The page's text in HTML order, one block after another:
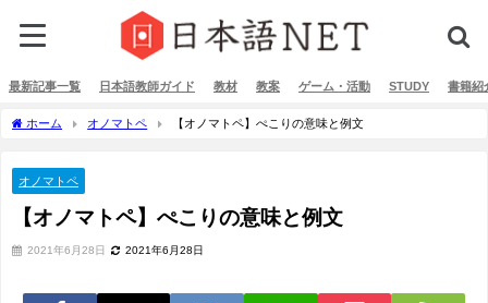
最新記事一覧 日本語教師ガイド 教材 教案 ゲーム・活動 STUDY 書籍紹
ホーム オノマトペ 【オノマトペ】ぺこりの意味と例文
オノマトペ
【オノマトペ】ぺこりの意味と例文
2021年6月28日 2021年6月28日